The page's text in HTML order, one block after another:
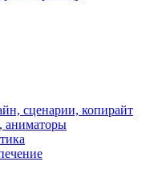
сценарии, копирайт
аниматоры